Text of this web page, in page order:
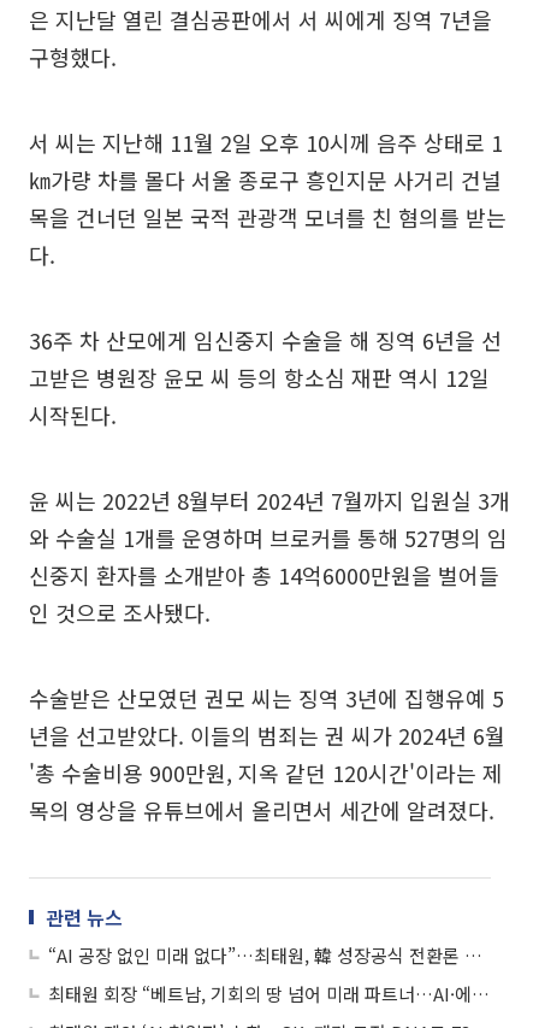
은 지난달 열린 결심공판에서 서 씨에게 징역 7년을
구형했다.
서 씨는 지난해 11월 2일 오후 10시께 음주 상태로 1
㎞가량 차를 몰다 서울 종로구 흥인지문 사거리 건널
목을 건너던 일본 국적 관광객 모녀를 친 혐의를 받는
다.
36주 차 산모에게 임신중지 수술을 해 징역 6년을 선
고받은 병원장 윤모 씨 등의 항소심 재판 역시 12일
시작된다.
윤 씨는 2022년 8월부터 2024년 7월까지 입원실 3개
와 수술실 1개를 운영하며 브로커를 통해 527명의 임
신중지 환자를 소개받아 총 14억6000만원을 벌어들
인 것으로 조사됐다.
수술받은 산모였던 권모 씨는 징역 3년에 집행유예 5
년을 선고받았다. 이들의 범죄는 권 씨가 2024년 6월
'총 수술비용 900만원, 지옥 같던 120시간'이라는 제
목의 영상을 유튜브에서 올리면서 세간에 알려졌다.
관련 뉴스
“AI 공장 없인 미래 없다”…최태원, 韓 성장공식 전환론 던졌다
최태원 회장 “베트남, 기회의 땅 넘어 미래 파트너…AI·에너지 협력 확대”